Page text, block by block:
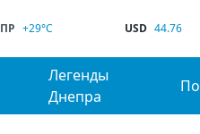
+29°C USD 44.76
Легенды
Днепра